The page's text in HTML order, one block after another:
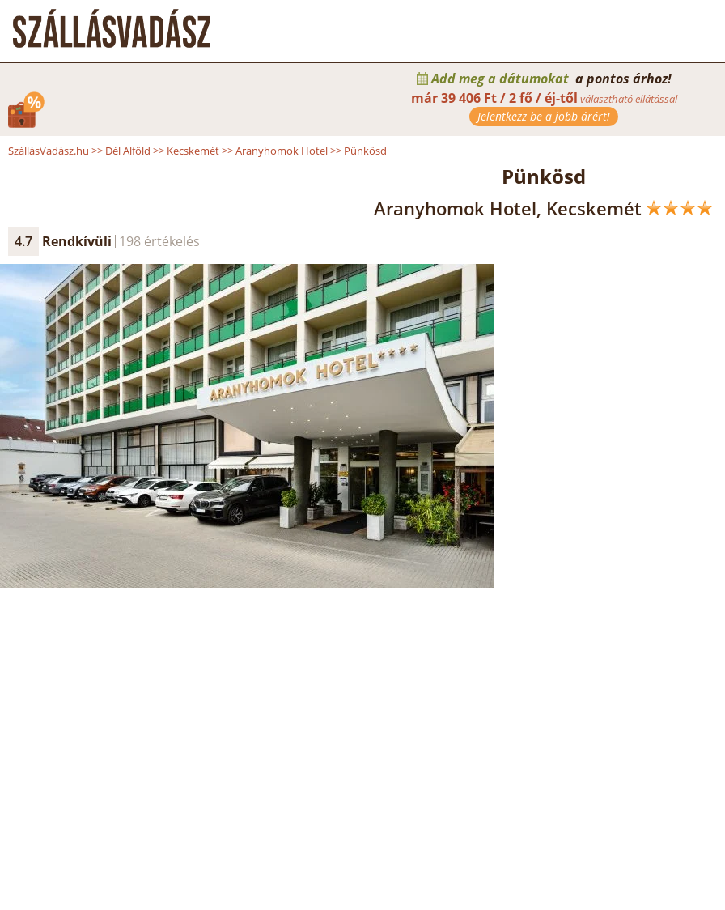
Add meg a dátumokat a pontos árhoz!
már39 406 Ft / 2 fő / éj-től választható ellátással
Jelentkezz be a jobb árért!
SzállásVadász.hu >> Dél Alföld >> Kecskemét>>Aranyhomok Hotel>> Pünkösd
Pünkösd
Aranyhomok Hotel, Kecskemét
4.7 Rendkívüli 198 értékelés